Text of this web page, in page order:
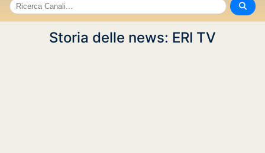
Storia delle news: ERI TV